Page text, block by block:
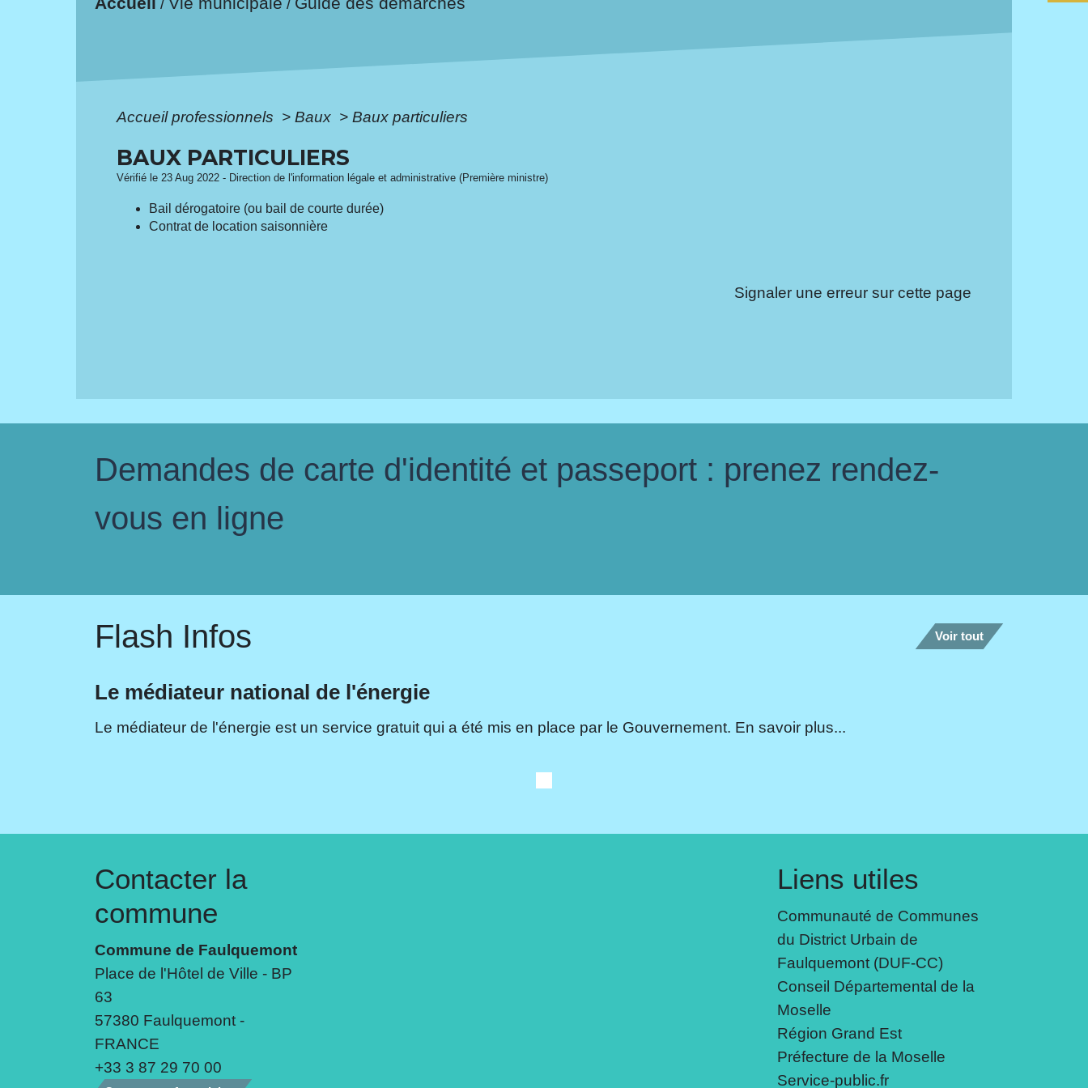
/ /
Accueil professionnels > Baux > Baux particuliers
BAUX PARTICULIERS
Vérifié le 23 Aug 2022 - Direction de l'information légale et administrative (Première ministre)
Bail dérogatoire (ou bail de courte durée)
Contrat de location saisonnière
Signaler une erreur sur cette page
Demandes de carte d'identité et passeport : prenez rendez-
vous en ligne
Flash Infos Voir tout
Le médiateur national de l'énergie
Le médiateur de l'énergie est un service gratuit qui a été mis en place par le Gouvernement. En savoir plus...
Contacter la
commune
Commune de Faulquemont
Place de l'Hôtel de Ville - BP
63
57380 Faulquemont -
FRANCE
+33 3 87 29 70 00
Liens utiles
Communauté de Communes
du District Urbain de
Faulquemont (DUF-CC)
Conseil Départemental de la
Moselle
Région Grand Est
Préfecture de la Moselle
Service-public.fr